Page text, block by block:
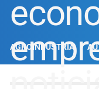
AGROINDUSTRIA